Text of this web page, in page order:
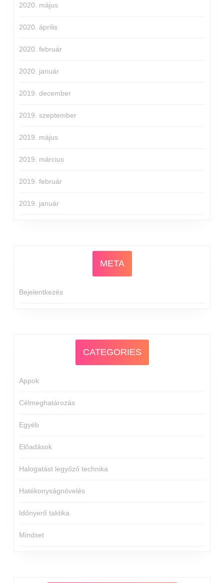
2020. május
2020. április
2020. február
2020. január
2019. december
2019. szeptember
2019. május
2019. március
2019. február
2019. január
META
Bejelentkezés
CATEGORIES
Appok
Célmeghatározás
Egyéb
Előadások
Halogatást legyőző technika
Hatékonyságnövelés
Időnyerő taktika
Mindset